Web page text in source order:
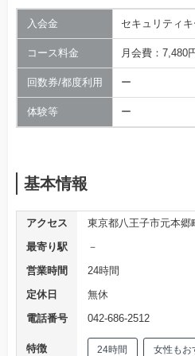
入会金 セキュリティ
コース料金 月会費：7,480
回数券/都度利用 ー
体験等 ー
基本情報
アクセス
東京都八王子市元本郷
最寄り駅
－
営業時間
24時間
定休日
無休
電話番号
042-686-2512
特徴 24時間 女性もお